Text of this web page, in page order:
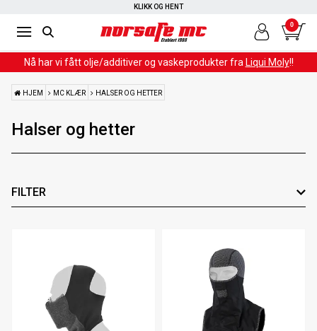
RASK LEVERING
KLIKK OG HENT
0
Nå har vi fått olje/additiver og vaskeprodukter fra Liqui Moly!!
HJEM MC KLÆR HALSER OG HETTER
Halser og hetter
FILTER
Materiale